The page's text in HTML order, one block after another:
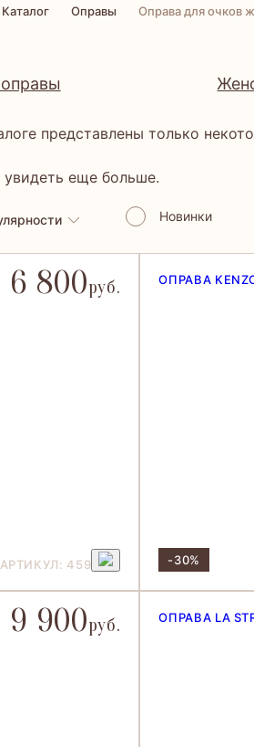
Каталог Оправы Оправа для очков
представлены только
увидеть еще больше.
Новинки
6 800руб.
АРТИКУЛ: 459
ОПРАВА
-30%
9 900руб. ОПРАВА LA